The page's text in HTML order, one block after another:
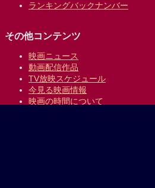
ランキングバックナンバー
その他コンテンツ
映画ニュース
動画配信作品
TV放映スケジュール
今見る映画情報
映画の時間について